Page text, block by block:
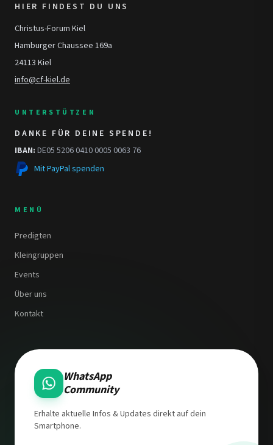
HIER FINDEST DU UNS
Christus-Forum Kiel
Hamburger Chaussee 169a
24113 Kiel
info@cf-kiel.de
UNTERSTÜTZEN
DANKE FÜR DEINE SPENDE!
IBAN: DE05 5206 0410 0005 0063 76
Mit PayPal spenden
MENÜ
Predigten
Kleingruppen
Events
Über uns
Kontakt
WhatsApp
Community
Erhalte aktuelle Infos & Updates direkt auf dein
Smartphone.